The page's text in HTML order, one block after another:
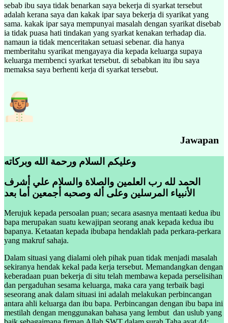
sebab ibu saya tidak benarkan saya bekerja di syarkat tersebut
adalah kerana saya dan kakak ipar saya bekerja di syarikat yang
sama. kakak ipar saya mempunyai masalah dengan syarikat disebab
ia tidak puasa hati tindakan yang syarkat kenakan terhadap dia.
namaun ia tidak menceritakan setuasi sebenar. dia hanya
memberitahu syarikat mengayaya dia kepada keluarga supaya
keluarga membenci syarkat tersebut. di sebabkan itu ibu saya
memaksa saya berhenti kerja di syarkat tersebut.
Jawapan
وعليكم السلام ورحمة الله وبركاته
الحمد لله رب العلمين والصلاة والسلام علي أشرف
الأنبياء المرسلين وعلى أله وصحبه أجمعين أما بعد
Merujuk kepada persoalan puan; secara asasnya mentaati kedua ibu
bapa merupakan suatu kewajipan seorang anak kepada kedua ibu
bapanya. Ketaatan kepada ibubapa hendaklah pada perkara-perkara
yang makruf sahaja.
Dalam situasi yang dialami oleh pihak puan tidak menjadi masalah
sekiranya hendak kekal pada kerja tersebut. Memandangkan dengan
keberadaan puan bekerja di situ telah membawa kepada perselisihan
dan pergaduhan sesama keluarga, maka cara yang terbaik bagi
seseorang anak dalam situasi ini adalah melakukan perbincangan
antara ahli keluarga dan ibu bapa. Perbincangan dengan ibu bapa ini
mestilah dengan menggunakan bahasa yang lembut dan uslub yang